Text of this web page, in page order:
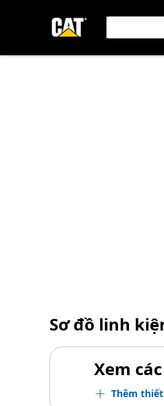
Sơ đồ linh
Xem
Thêm